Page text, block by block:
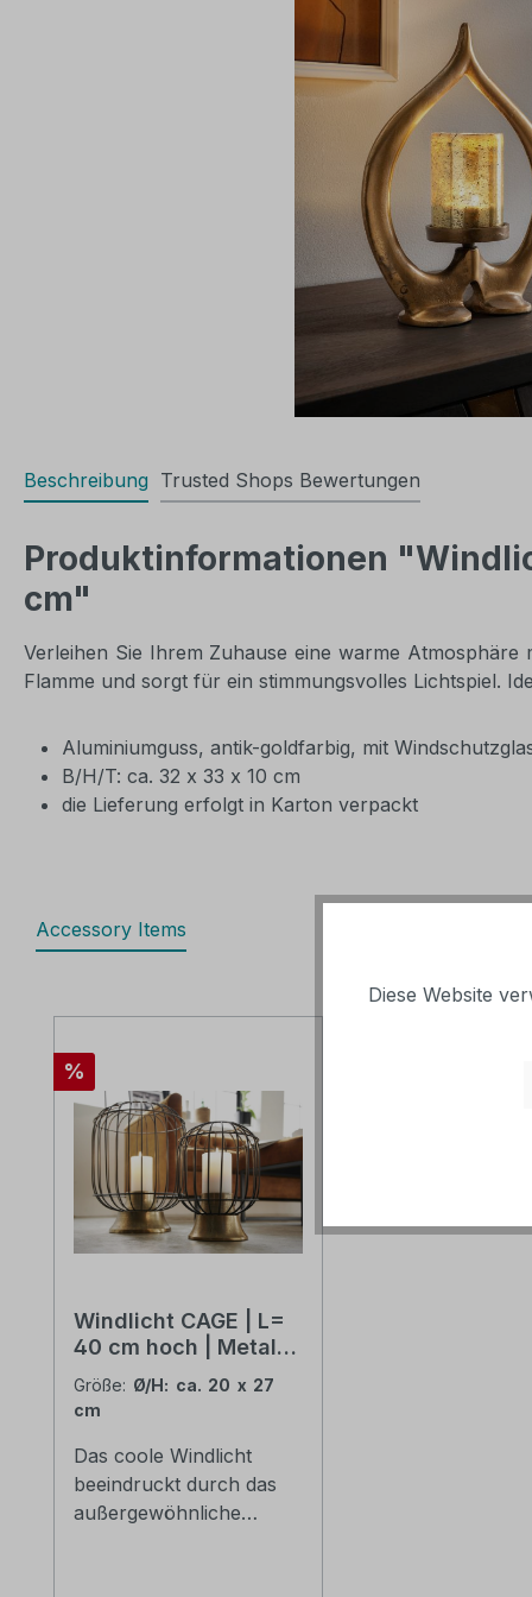
Beschreibung Trusted Shops Bewertungen
Produktinformationen
cm"
Verleihen Sie Ihrem Zuhause eine warme
Flamme und sorgt für ein stimmungsvolles Lichtspiel.
Aluminiumguss, antik-goldfarbig, mit
B/H/T: ca. 32 x 33 x 10 cm
die Lieferung erfolgt in Karton verpackt
Accessory Items
Rabatt
%
Windlicht CAGE | L=
40 cm hoch | Metall
schwarz/antik-gold
Größe: Ø/H: ca. 20 x 27
cm
Das coole Windlicht
beeindruckt durch das
außergewöhnliche
Diese Website